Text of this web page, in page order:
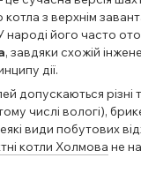
з верхнім
народі його часто
, завдяки схожій
дії.
допускаються різні
числі вологі),
види побутових
котли Холмова не